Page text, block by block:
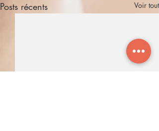
Posts récents Voir tout